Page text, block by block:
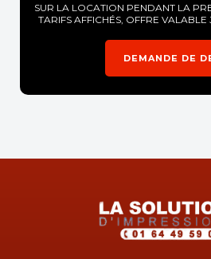
SUR LA LOCATION PENDANT LA
TARIFS AFFICHÉS, OFFRE
DEMANDE DE